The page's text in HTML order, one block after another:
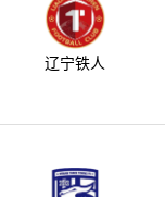
辽宁铁人